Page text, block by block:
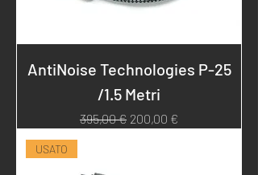
AntiNoise Technologies P-25
/1.5 Metri
Prezzo regolare
395,00 € Prezzo scontato
200,00 €
USATO